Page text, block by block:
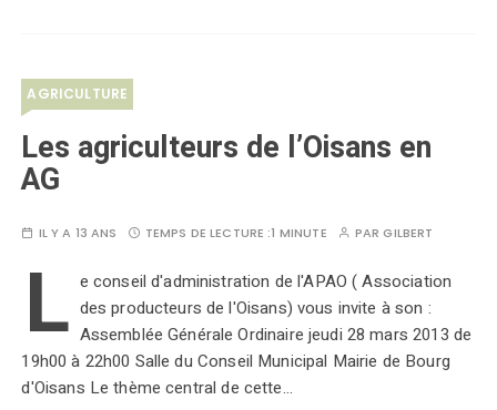
AGRICULTURE
Les agriculteurs de l’Oisans en
AG
IL Y A 13 ANS TEMPS DE LECTURE :1 MINUTE PARGILBERT
L e conseil d'administration de l'APAO ( Association
des producteurs de l'Oisans) vous invite à son :
Assemblée Générale Ordinaire jeudi 28 mars 2013 de
19h00 à 22h00 Salle du Conseil Municipal Mairie de Bourg
d'Oisans Le thème central de cette…